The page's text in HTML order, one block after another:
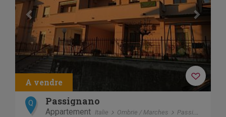
Q Passignano
Appartement Italie Ombrie / Marches Passignano sul Trasimeno